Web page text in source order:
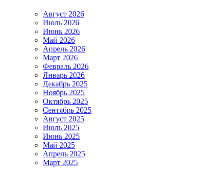
Август 2026
Июль 2026
Июнь 2026
Май 2026
Апрель 2026
Март 2026
Февраль 2026
Январь 2026
Декабрь 2025
Ноябрь 2025
Октябрь 2025
Сентябрь 2025
Август 2025
Июль 2025
Июнь 2025
Май 2025
Апрель 2025
Март 2025